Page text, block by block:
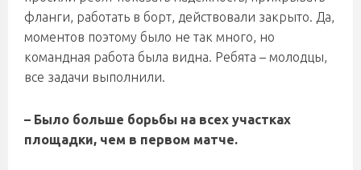
фланги, работать в борт, действовали закрыто. Да,
моментов поэтому было не так много, но
командная работа была видна. Ребята – молодцы,
все задачи выполнили.
– Было больше борьбы на всех участках
площадки, чем в первом матче.